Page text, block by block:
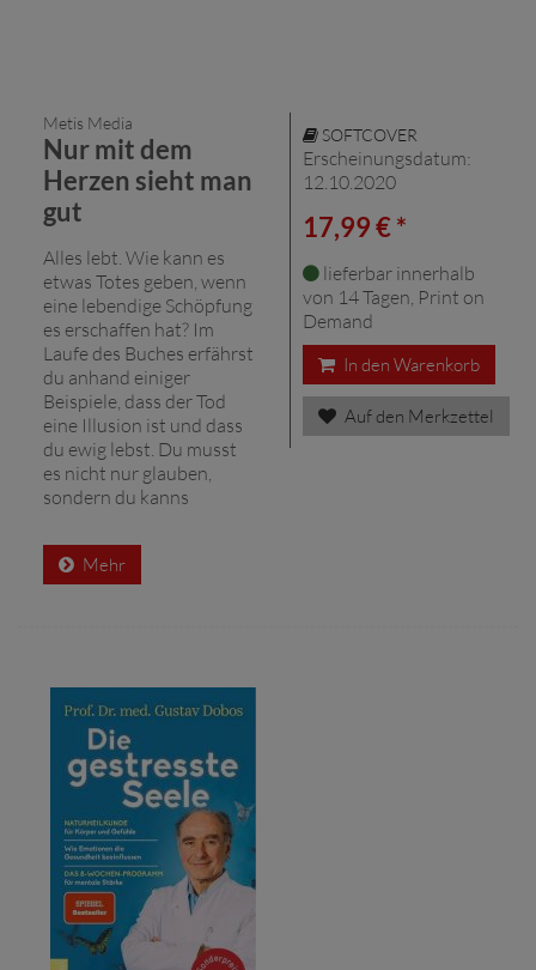
Metis Media
Nur mit dem
Herzen sieht man
gut
Alles lebt. Wie kann es
etwas Totes geben, wenn
eine lebendige Schöpfung
es erschaffen hat? Im
Laufe des Buches erfährst
du anhand einiger
Beispiele, dass der Tod
eine Illusion ist und dass
du ewig lebst. Du musst
es nicht nur glauben,
sondern du kanns
Mehr
SOFTCOVER
Erscheinungsdatum:
12.10.2020
17,99 € *
lieferbar innerhalb
von 14 Tagen, Print on
Demand
In den Warenkorb
Auf den Merkzettel